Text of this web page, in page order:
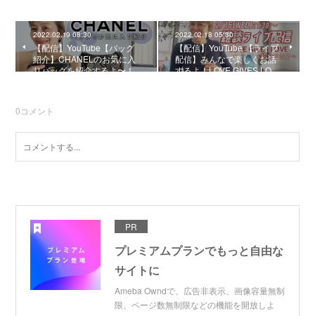
2022.02.19 08:30
【配信】YouTube【バッグ
紹介】CHANELのお気に入
りバッグを紹介するよ〜！
2022.02.18 05:30
【配信】YouTube 【ライブ
配信】みんなで楽しくお話
するよ！LOVE GIVES LO…
0コメント
PR
プレミアムプランでもっと自由な
サイトに
Ameba Owndで、広告非表示、画像容量無制
限、ページ数無制限などの機能を開放しよ